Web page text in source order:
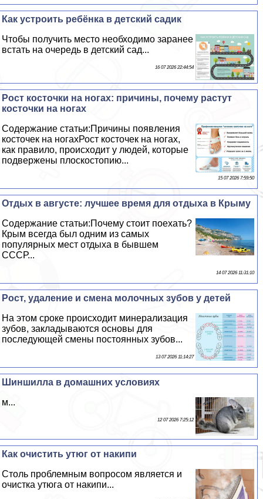
Как устроить ребёнка в детский садик
Чтобы получить место необходимо заранее
встать на очередь в детский сад...
16 07 2026 22:44:54
Рост косточки на ногах: причины, почему растут
косточки на ногах
Содержание статьи:Причины появления
косточек на ногахРост косточек на ногах,
как правило, происходит у людей, которые
подвержены плоскостопию...
15 07 2026 7:59:50
Отдых в августе: лучшее время для отдыха в Крыму
Содержание статьи:Почему стоит поехать?
Крым всегда был одним из самых
популярных мест отдыха в бывшем
СССР...
14 07 2026 11:31:10
Рост, удаление и смена молочных зубов у детей
На этом сроке происходит минерализация
зубов, закладываются основы для
последующей смены постоянных зубов...
13 07 2026 11:14:27
Шиншилла в домашних условиях
м...
12 07 2026 7:25:12
Как очистить утюг от накипи
Столь проблемным вопросом является и
очистка утюга от накипи...